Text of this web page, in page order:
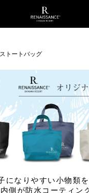
ジ カート
トートバッグ
になりやすい小物類
側が防水コーティン